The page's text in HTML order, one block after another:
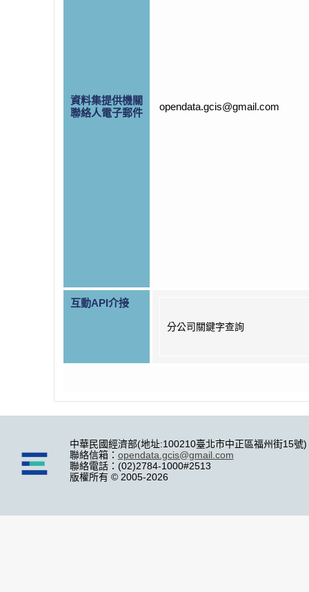
資料集提供機關
聯絡人電子郵件
opendata.gcis@gmail.com
互動API介接
分公司關鍵字查詢
中華民國經濟部(地址:100210臺北市中正區福州街15號)
聯絡信箱： opendata.gcis@gmail.com
聯絡電話：(02)2784-1000#2513
版權所有 © 2005-2026